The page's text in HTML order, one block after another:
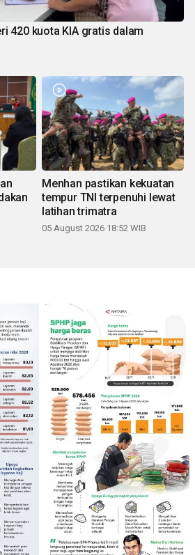
420 kuota KIA gratis dalam
Menhan pastikan kekuatan
tempur TNI terpenuhi lewat
latihan trimatra
05 August 2026 18:52 WIB